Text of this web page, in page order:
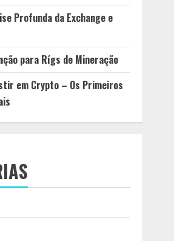
Profunda da Exchange e
para Rígs de Mineração
em Crypto – Os Primeiros